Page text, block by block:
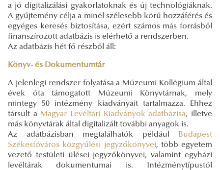
a jó digitalizálási gyakorlatoknak és új technológiáknak.
A gyűjtemény célja a minél szélesebb körű hozzáférés és
egyéges keresés biztosítása, ezért számos más forrásból
finanszírozott adatbázis is elérhető a rendszerben.
Az adatbázis hét fő részből áll:
Könyv- és Dokumentumtár
A jelenlegi rendszer folyatása a Múzeumi Kollégium által
évek óta támogatott Múzeumi Könyvtárnak, mely
mintegy 50 intézmény kiadványait tartalmazza. Ehhez
társult a Magyar Levéltári Kiadványok adatbázisa, illetve
más könyvtárak által digitalizált további anyagok is.
Az adatbázisban megtalálhatók például
Budapest
Székesfőváros közgyűlési jegyzőkönyvei, több egyetem
vezető testületi ülései jegyzőkönyvei, valamint egyházi
levéltárak dokumentumai is. Intézménytípustól